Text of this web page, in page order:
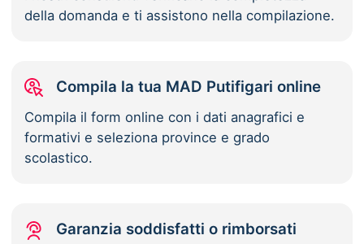
della domanda e ti assistono nella compilazione.
Compila la tua MAD Putifigari online
Compila il form online con i dati anagrafici e
formativi e seleziona province e grado
scolastico.
Garanzia soddisfatti o rimborsati